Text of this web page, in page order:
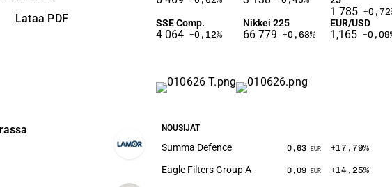
Inspiraatiota seuraavaan sijoitukseesi Oppaita ja oppitunteja sijoitusosaamisen kasvattamiseen
Lataa PDF
1 785 +0,72
SSE Comp.
4 064 −0,12%
Nikkei 225
66 779 +0,68%
EUR/USD
1,165 −0,09
NOUSIJAT
Summa Defence 0,63 EUR +17,79%
Eagle Filters Group A 0,09 EUR +14,25%